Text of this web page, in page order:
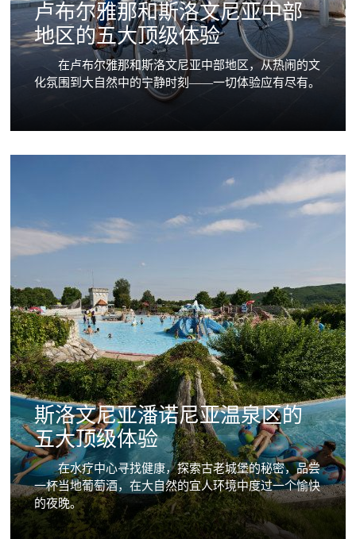
卢布尔雅那和斯洛文尼亚中部
地区的五大顶级体验
在卢布尔雅那和斯洛文尼亚中部地区，从热闹的文
化氛围到大自然中的宁静时刻——一切体验应有尽有。
斯洛文尼亚潘诺尼亚温泉区的
五大顶级体验
在水疗中心寻找健康，探索古老城堡的秘密，品尝
一杯当地葡萄酒，在大自然的宜人环境中度过一个愉快
的夜晚。